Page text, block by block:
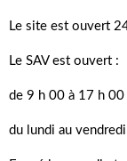
Le site est ouvert
Le SAV est ouvert :
de 9 h 00 à 17 h 00
du lundi au vendredi